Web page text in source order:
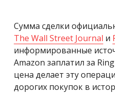
Сумма сделки
The Wall Street Journal и
информированные
Amazon заплатил за
цена делает эту
дорогих покупок в